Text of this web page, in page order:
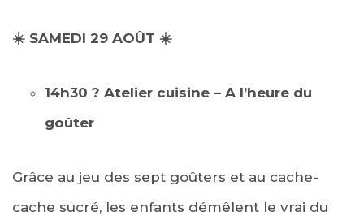
☀️ SAMEDI 29 AOÛT ☀️
14h30 ? Atelier cuisine – A l’heure du
goûter
Grâce au jeu des sept goûters et au cache-
cache sucré, les enfants démêlent le vrai du